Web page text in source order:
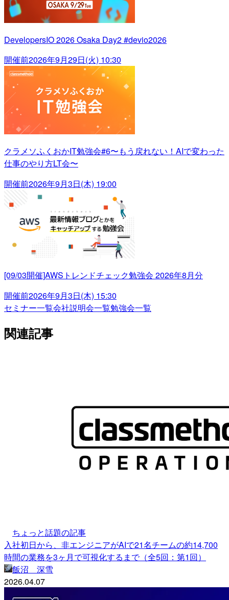
DevelopersIO 2026 Osaka Day2 #devio2026
開催前2026年9月29日(火) 10:30
クラメソふくおかIT勉強会#6〜もう戻れない！AIで変わった
仕事のやり方LT会〜
開催前2026年9月3日(木) 19:00
[09/03開催]AWSトレンドチェック勉強会 2026年8月分
開催前2026年9月3日(木) 15:30
セミナー一覧会社説明会一覧勉強会一覧
関連記事
ちょっと話題の記事
入社初日から、非エンジニアがAIで21名チームの約14,700
時間の業務を3ヶ月で可視化するまで（全5回：第1回）
飯沼 深雪
2026.04.07